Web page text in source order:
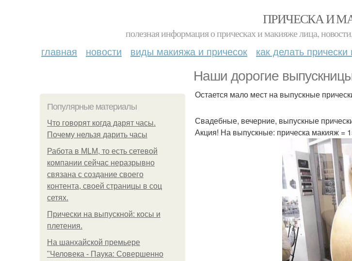
ПРИЧЕСКА И
полезная информация о прическах и макияже лица,
главная новости виды макияжа и причесок как делать
Наши дорогие
Популярные материалы
Что говорят когда дарят часы.
Почему нельзя дарить часы
Работа в MLM, то есть сетевой
компании сейчас неразрывно
связана с создание своего
контента, своей страницы в соц
сетях.
Прически на выпускной: косы и
плетения.
На шанхайской премьере
"Человека - Паука: Совершенно
Остается мало мест на выпускные
Свадебные, вечерние, выпускные
Акция! На выпускные: прическа макияж =